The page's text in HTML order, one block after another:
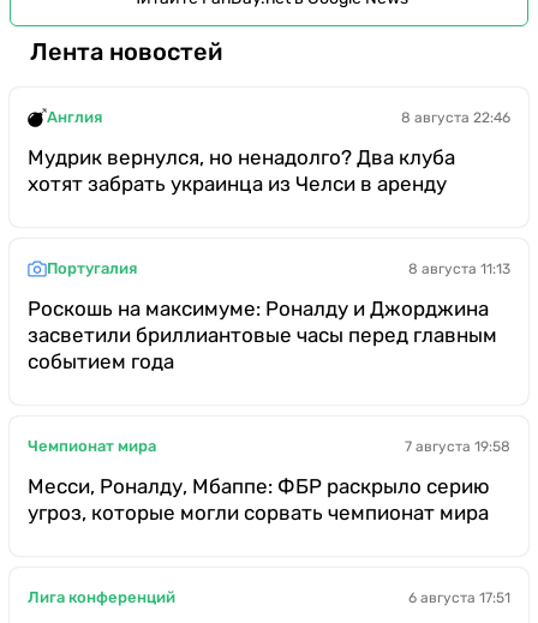
Лента новостей
Англия 8 августа 22:46
Мудрик вернулся, но ненадолго? Два клуба
хотят забрать украинца из Челси в аренду
Португалия 8 августа 11:13
Роскошь на максимуме: Роналду и Джорджина
засветили бриллиантовые часы перед главным
событием года
Чемпионат мира 7 августа 19:58
Месси, Роналду, Мбаппе: ФБР раскрыло серию
угроз, которые могли сорвать чемпионат мира
Лига конференций 6 августа 17:51